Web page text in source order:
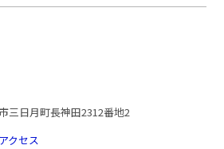
三日月町長神田2312番地2
クセス